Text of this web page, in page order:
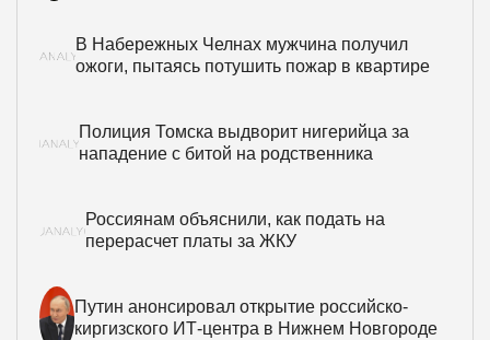
В Набережных Челнах мужчина получил
ожоги, пытаясь потушить пожар в квартире
Полиция Томска выдворит нигерийца за
нападение с битой на родственника
Россиянам объяснили, как подать на
перерасчет платы за ЖКУ
Путин анонсировал открытие российско-
киргизского ИТ-центра в Нижнем Новгороде